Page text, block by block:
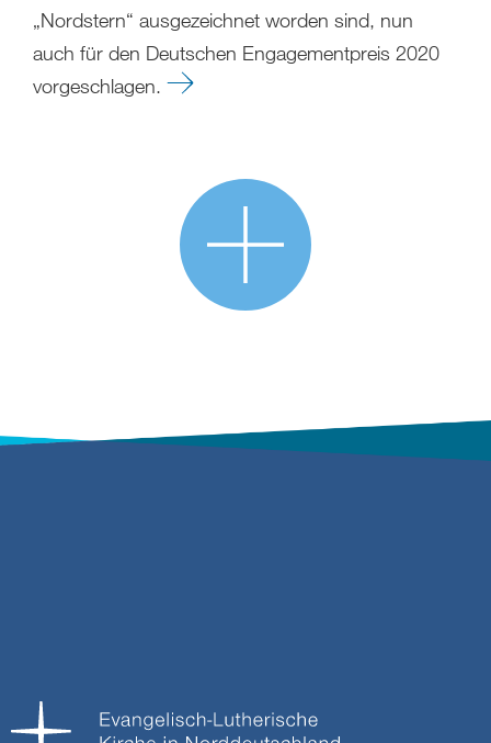
„Nordstern“ ausgezeichnet worden sind, nun
auch für den Deutschen Engagementpreis 2020
vorgeschlagen.